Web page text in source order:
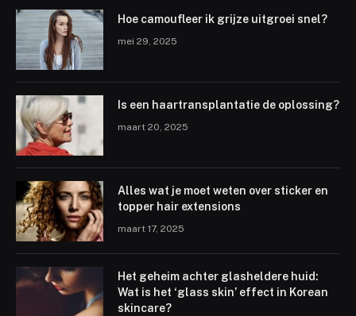
Hoe camoufleer ik grijze uitgroei snel?
mei 29, 2025
Is een haartransplantatie de oplossing?
maart 20, 2025
Alles wat je moet weten over sticker en
topper hair extensions
maart 17, 2025
Het geheim achter glasheldere huid:
Wat is het ‘glass skin’ effect in Korean
skincare?